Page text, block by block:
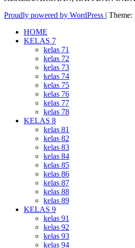
Proudly powered by WordPress | Theme:
HOME
KELAS 7
kelas 71
kelas 72
kelas 73
kelas 74
kelas 75
kelas 76
kelas 77
kelas 78
KELAS 8
kelas 81
kelas 82
kelas 83
kelas 84
kelas 85
kelas 86
kelas 87
kelas 88
kelas 89
KELAS 9
kelas 91
kelas 92
kelas 93
kelas 94